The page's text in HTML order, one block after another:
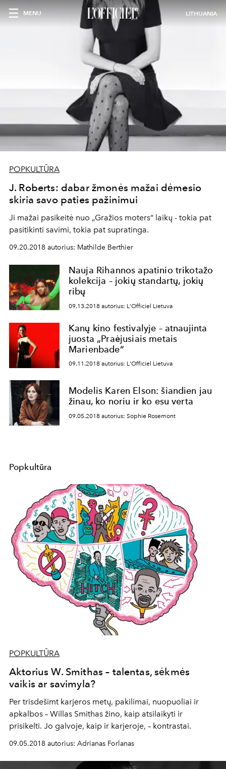
MENU LITHUANIA
POPKULTŪRA
J. Roberts: dabar žmonės mažai dėmesio
skiria savo paties pažinimui
Ji mažai pasikeitė nuo „Gražios moters“ laikų - tokia pat
pasitikinti savimi, tokia pat supratinga.
09.20.2018 autorius: Mathilde Berthier
Nauja Rihannos apatinio trikotažo
kolekcija – jokių standartų, jokių
ribų
09.13.2018 autorius: L'Officiel Lietuva
Kanų kino festivalyje – atnaujinta
juosta „Praėjusiais metais
Marienbade“
09.11.2018 autorius: L'Officiel Lietuva
Modelis Karen Elson: šiandien jau
žinau, ko noriu ir ko esu verta
09.05.2018 autorius: Sophie Rosemont
Popkultūra
POPKULTŪRA
Aktorius W. Smithas – talentas, sėkmės
vaikis ar savimyla?
Per trisdešimt karjeros metų, pakilimai, nuopuoliai ir
apkalbos – Willas Smithas žino, kaip atsilaikyti ir
prisikelti. Jo galvoje, kaip ir karjeroje, – kontrastai.
09.05.2018 autorius: Adrianas Forlanas